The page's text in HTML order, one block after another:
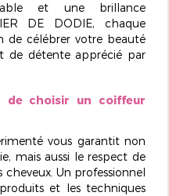
et une brillance
DE DODIE, chaque
de célébrer votre beauté
de détente apprécié par
de choisir un coiffeur
vous garantit non
mais aussi le respect de
Un professionnel
et les techniques